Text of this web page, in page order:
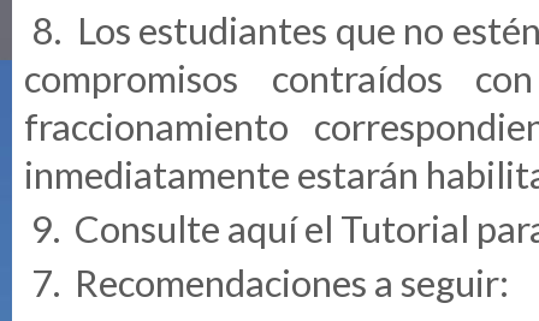
8. Los estudiantes que no
compromisos contraídos
fraccionamiento
inmediatamente estarán
9. Consulte aquí el Tutorial
7. Recomendaciones a seguir: